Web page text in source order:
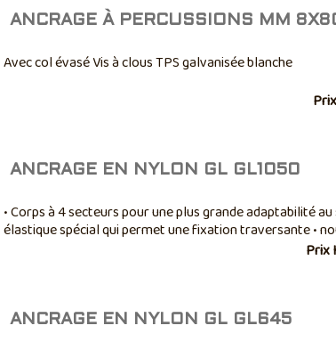
ANCRAGE À PERCUSSIONS MM
Avec col évasé Vis à clous TPS galvanisée blanche
ANCRAGE EN NYLON GL GL1050
• Corps à 4 secteurs pour une plus grande adaptabilité
élastique spécial qui permet une fixation traversante •
Prix
ANCRAGE EN NYLON GL GL645